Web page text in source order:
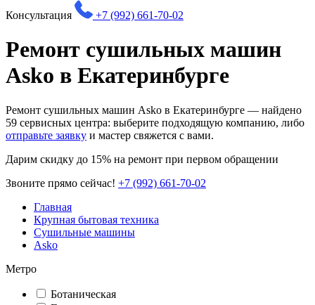
Консультация
+7 (992) 661-70-02
Ремонт сушильных машин
Asko в Екатеринбурге
Ремонт сушильных машин Asko в Екатеринбурге — найдено
59 сервисных центра: выберите подходящую компанию, либо
отправьте заявку и мастер свяжется с вами.
Дарим скидку до 15% на ремонт при первом обращении
Звоните прямо сейчас! +7 (992) 661-70-02
Главная
Крупная бытовая техника
Сушильные машины
Asko
Метро
Ботаническая